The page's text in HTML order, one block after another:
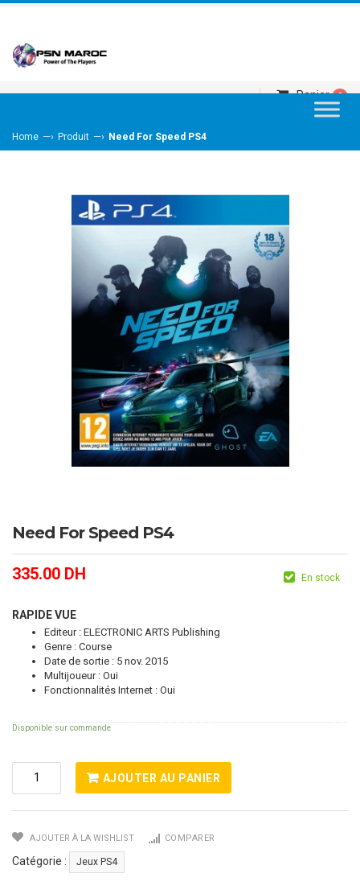
Panier 0
Home —› Produit —› Need For Speed PS4
Need For Speed PS4
335.00 DH En stock
RAPIDE VUE
Editeur : ELECTRONIC ARTS Publishing
Genre : Course
Date de sortie : 5 nov. 2015
Multijoueur : Oui
Fonctionnalités Internet : Oui
Disponible sur commande
Quantité
De
Need
Speed
PS4
AJOUTER AU PANIER
AJOUTER À LA WISHLIST COMPARER
Catégorie : Jeux PS4